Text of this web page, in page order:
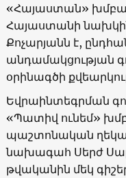
«Հայաստան»
Հայաստանի
Քոչարյանն է,
անդամակցության
օրինագծի
Եվրաինտեգրման
«Պատիվ ունեմ»
պաշտոնական
նախագահ Սերժ
թվականին մեկ